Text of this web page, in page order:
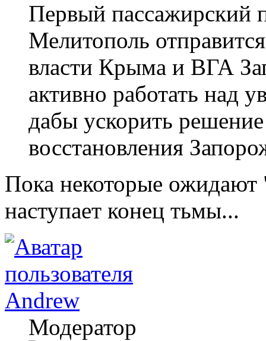
Первый пассажирский
Мелитополь
власти Крыма и ВГА
активно работать над
дабы ускорить
восстановления
Пока некоторые ожидают
наступает конец тьмы...
Andrew
Модератор